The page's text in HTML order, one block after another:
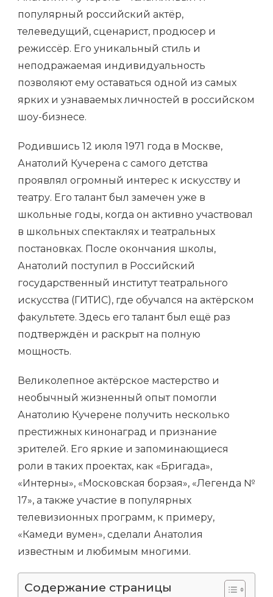
популярный российский актёр,
телеведущий, сценарист, продюсер и
режиссёр. Его уникальный стиль и
неподражаемая индивидуальность
позволяют ему оставаться одной из самых
ярких и узнаваемых личностей в российском
шоу-бизнесе.
Родившись 12 июля 1971 года в Москве,
Анатолий Кучерена с самого детства
проявлял огромный интерес к искусству и
театру. Его талант был замечен уже в
школьные годы, когда он активно участвовал
в школьных спектаклях и театральных
постановках. После окончания школы,
Анатолий поступил в Российский
государственный институт театрального
искусства (ГИТИС), где обучался на актёрском
факультете. Здесь его талант был ещё раз
подтверждён и раскрыт на полную
мощность.
Великолепное актёрское мастерство и
необычный жизненный опыт помогли
Анатолию Кучерене получить несколько
престижных кинонаград и признание
зрителей. Его яркие и запоминающиеся
роли в таких проектах, как «Бригада»,
«Интерны», «Московская борзая», «Легенда №
17», а также участие в популярных
телевизионных программ, к примеру,
«Камеди вумен», сделали Анатолия
известным и любимым многими.
Содержание страницы